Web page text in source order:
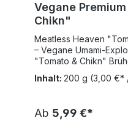
Vegane
Chikn"
Meatless Heaven
– Vegane Umami-
"Tomato & Chikn"
Heaven – Deine
herzhafte Tiefe! Diese
Balance aus Säure
Inhalt: 200 g (3,00 €*
Ab 5,99 €*